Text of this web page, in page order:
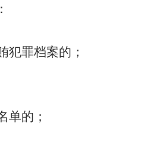
罪档案的；
单的；